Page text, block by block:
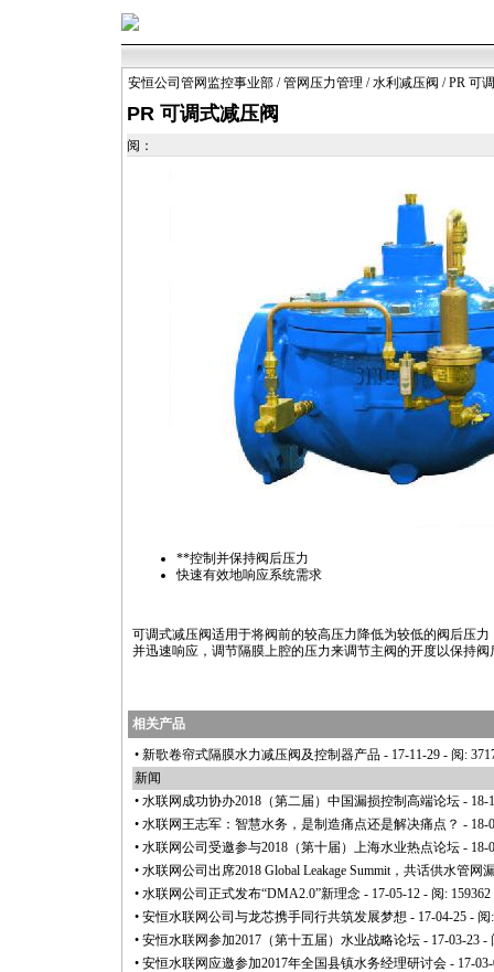
安恒公司管网监控事业部 /管网压力管理 /水利减压阀 / PR 可
PR 可调式减压阀
阅：
**控制并保持阀后压力
快速有效地响应系统需求
可调式减压阀适用于将阀前的较高压力降低为较低的阀后压
并迅速响应，调节隔膜上腔的压力来调节主阀的开度以保持阀
相关产品
• 新歌卷帘式隔膜水力减压阀及控制器产品 - 17-11-29 - 阅:
新闻
• 水联网成功协办2018（第二届）中国漏损控制高端论坛 - 18-
• 水联网王志军：智慧水务，是制造痛点还是解决痛点？ - 18-
• 水联网公司受邀参与2018（第十届）上海水业热点论坛 - 18-
• 水联网公司出席2018 Global Leakage Summit，共话供水管网
• 水联网公司正式发布“DMA2.0”新理念 - 17-05-12 - 阅: 159362
• 安恒水联网公司与龙芯携手同行共筑发展梦想 - 17-04-25 - 阅
• 安恒水联网参加2017（第十五届）水业战略论坛 - 17-03-23 -
• 安恒水联网应邀参加2017年全国县镇水务经理研讨会 - 17-